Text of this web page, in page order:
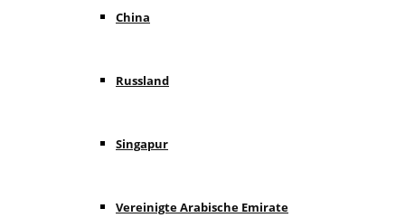
China
Russland
Singapur
Vereinigte Arabische Emirate